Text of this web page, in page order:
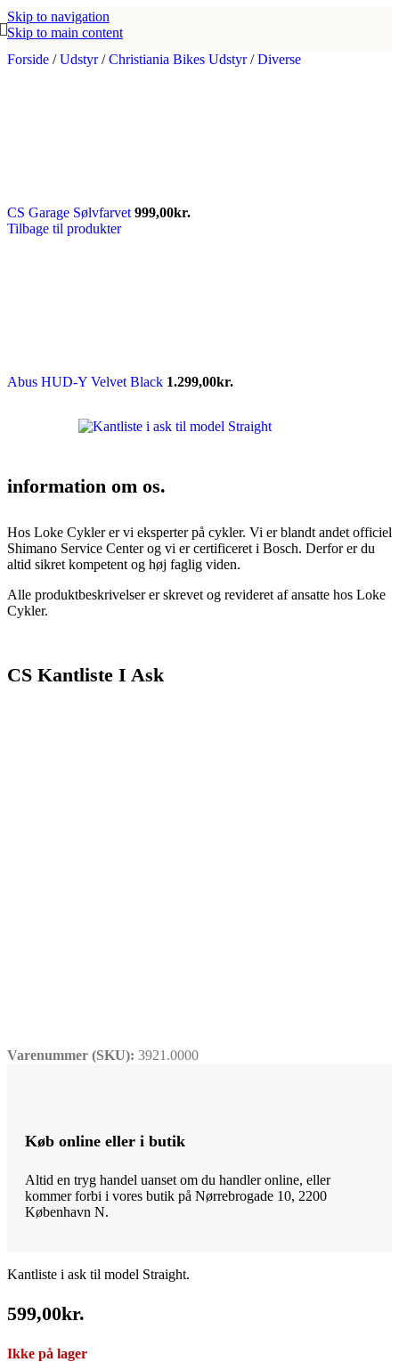
Skip to navigation
Skip to main content
Forside / Udstyr/ Christiania Bikes Udstyr/ Diverse
CS Garage Sølvfarvet 999,00kr.
Tilbage til produkter
Abus HUD-Y Velvet Black 1.299,00kr.
information om os.
Hos Loke Cykler er vi eksperter på cykler. Vi er blandt andet officiel
Shimano Service Center og vi er certificeret i Bosch. Derfor er du
altid sikret kompetent og høj faglig viden.
Alle produktbeskrivelser er skrevet og revideret af ansatte hos Loke
Cykler.
CS Kantliste I Ask
Varenummer (SKU): 3921.0000
Køb online eller i butik
Altid en tryg handel uanset om du handler online, eller
kommer forbi i vores butik på Nørrebrogade 10, 2200
København N.
Kantliste i ask til model Straight.
599,00kr.
Ikke på lager